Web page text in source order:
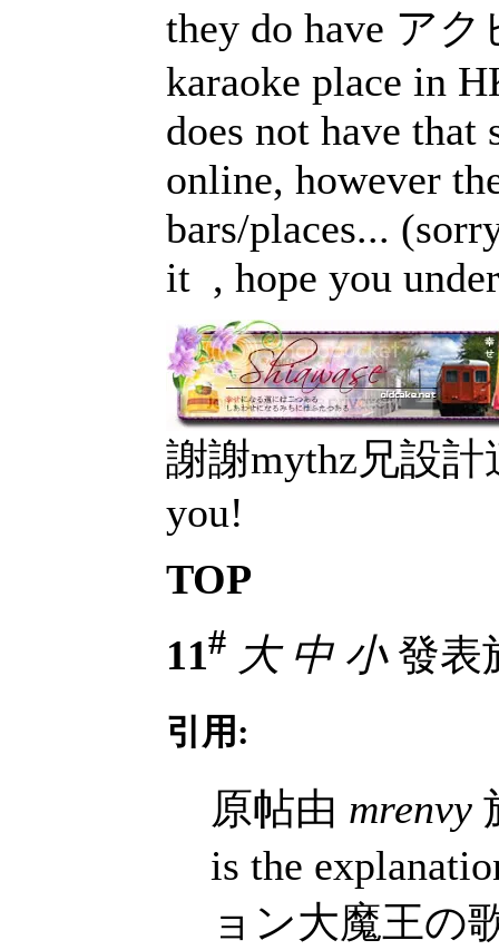
they do have アク
karaoke place in
does not have that
online, however
bars/places...
it , hope you
謝謝mythz兄設
you!
TOP
11# 大 中 小發表
引用:
原帖由 mrenvy
is the
ョン大魔王の